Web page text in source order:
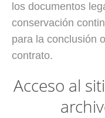
los documentos
conservación
para la conclusión
contrato.
Acceso al